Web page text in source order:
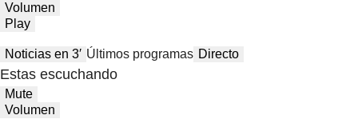
Volumen
Play
Noticias en 3′ Últimos programas Directo
Estas escuchando
Mute
Volumen